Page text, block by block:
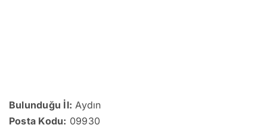
Bulunduğu İl: Aydın
Posta Kodu: 09930